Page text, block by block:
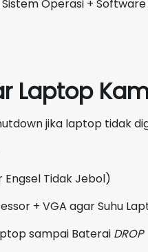
Operasi + Software
Laptop
jika laptop tidak
Tidak Jebol)
+ VGA agar Suhu
sampai Baterai DROP